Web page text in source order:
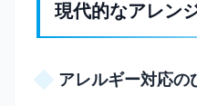
現代的なアレン
アレルギー対応の